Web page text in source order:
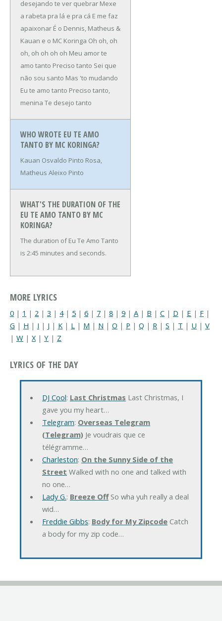
desejando te ver quebrar Mexe
a rabeta pra lá e pra cá E me faz
apaixonar É o Dennis, Matheus &
Kauan e o MC Koringa Oh oh, oh
oh, oh oh oh oh Meu amor te
amo tanto Preciso tanto Sei que
não sou santo Mas 'to mudando
Eu te amo tanto Preciso tanto,
menina Te desejo tanto
WHO WROTE EU TE AMO
TANTO BY MC KORINGA?
Kauan Osvaldo Pinto Rosa,
Matheus Aleixo Pinto
WHAT'S THE DURATION OF THE
EU TE AMO TANTO BY MC
KORINGA?
The duration of Eu Te Amo Tanto
is 2:45 minutes and seconds.
MORE LYRICS
0 | 1 | 2 | 3 | 4| 5 | 6 | 7 | 8 | 9 | A | B | C | D | E | F |
G | H | I | J | K | L | M | N | O | P | Q | R | S | T | U | V
| W | X | Y | Z
LYRICS OF THE DAY
DJ Cool: Last Christmas Last Christmas, I
gave you my heart…
Telegram: Overseas Telegram
(Telegram)Je voudrais que ce
télégramme…
Charleston: On the Sunny Side of the
Street Walked with no one and talked with
no one…
Lady G.: Breeze OffSo wha yuh really a deal
wid…
Freddie Gibbs: Body for My ZipcodeCatch
a body for my zip code…